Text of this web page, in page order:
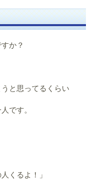
か？
と思ってるくらい
です。
くるよ！」